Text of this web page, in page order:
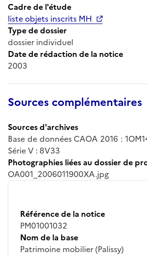
Cadre de l'étude
liste objets inscrits MH
Type de dossier
dossier individuel
Date de rédaction de la notice
2003
Sources complémentaires
Sources d'archives
Base de données CAOA 2016 :
Série V : 8V33
Photographies liées au dossier de
OA001_2006011900XA.jpg
Référence de la notice
PM01001032
Nom de la base
Patrimoine mobilier (Palissy)